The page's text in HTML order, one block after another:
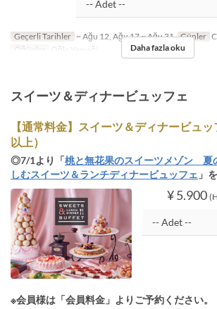
Geçerli Tarihler ~ Ağu 12, Ağu 17 ~ Ağu 31 Günler
Öğünler
Öğle Yemeği Daha fazla oku
スイーツ＆ディナービュッフェ
【通常料金】スイーツ＆ディナービュ
以上）
◎7/1より「桃と無花果のスイーツメゾン 夏
しむスイーツ＆ランチディナービュッフェ 」
¥ 5.900
※会員様は「会員料金」よりご予約ください。